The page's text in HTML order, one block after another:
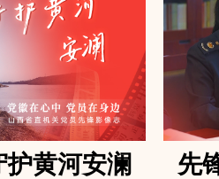
黄河安澜 先